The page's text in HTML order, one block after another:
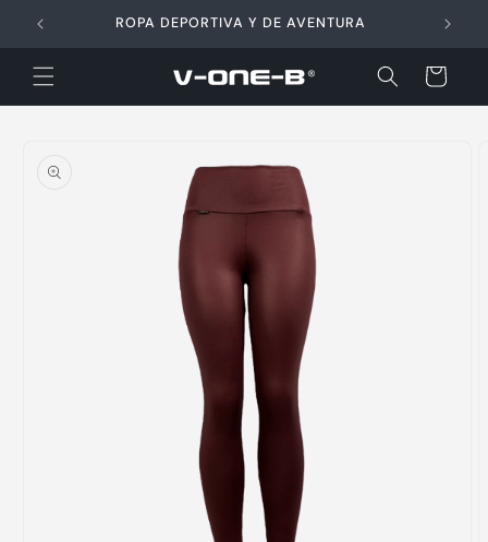
directamente
al contenido
ROPA DEPORTIVA Y DE AVENTURA
Carrito
información